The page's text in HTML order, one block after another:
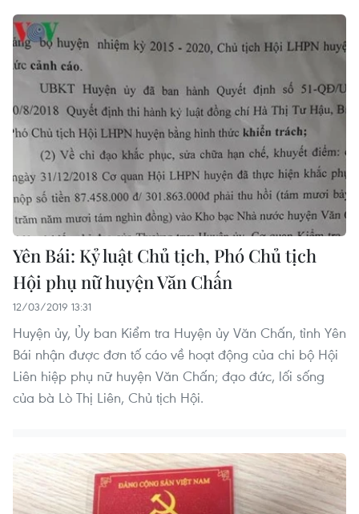
Yên Bái: Kỷ luật Chủ tịch, Phó Chủ tịch
Hội phụ nữ huyện Văn Chấn
12/03/2019 13:31
Huyện ủy, Ủy ban Kiểm tra Huyện ủy Văn Chấn, tỉnh Yên
Bái nhận được đơn tố cáo về hoạt động của chi bộ Hội
Liên hiệp phụ nữ huyện Văn Chấn; đạo đức, lối sống
của bà Lò Thị Liên, Chủ tịch Hội.